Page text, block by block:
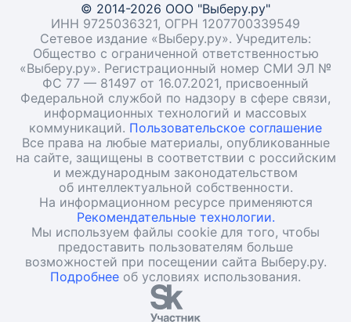
© 2014-2026 ООО "Выберу.ру"
ИНН 9725036321, ОГРН 1207700339549
Сетевое издание «Выберу.ру». Учредитель:
Общество с ограниченной ответственностью
«Выберу.ру». Регистрационный номер СМИ ЭЛ №
ФС 77 — 81497 от 16.07.2021, присвоенный
Федеральной службой по надзору в сфере связи,
информационных технологий и массовых
коммуникаций. Пользовательское соглашение
Все права на любые материалы, опубликованные
на сайте, защищены в соответствии с российским
и международным законодательством
об интеллектуальной собственности.
На информационном ресурсе применяются
Рекомендательные технологии.
Мы используем файлы cookie для того, чтобы
предоставить пользователям больше
возможностей при посещении сайта Выберу.ру.
Подробнее об условиях использования.